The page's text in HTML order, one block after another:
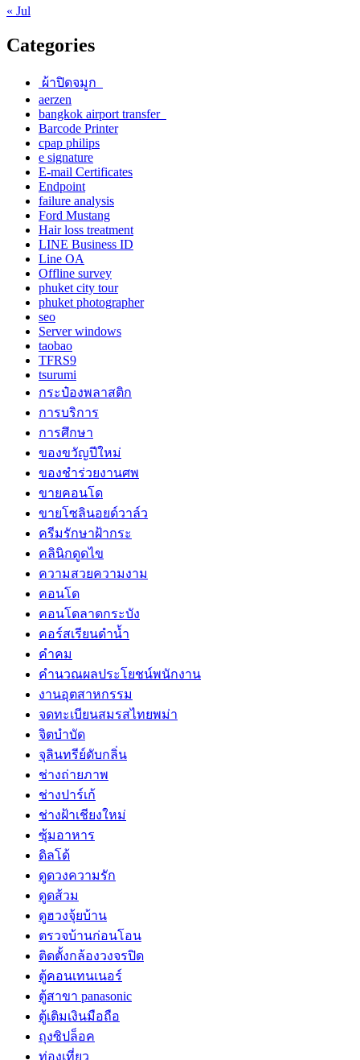
« Jul
Categories
ผ้าปิดจมูก
aerzen
bangkok airport transfer
Barcode Printer
cpap philips
e signature
E-mail Certificates
Endpoint
failure analysis
Ford Mustang
Hair loss treatment
LINE Business ID
Line OA
Offline survey
phuket city tour
phuket photographer
seo
Server windows
taobao
TFRS9
tsurumi
กระป๋องพลาสติก
การบริการ
การศึกษา
ของขวัญปีใหม่
ของชำร่วยงานศพ
ขายคอนโด
ขายโซลินอยด์วาล์ว
ครีมรักษาฝ้ากระ
คลินิกดูดไข
ความสวยความงาม
คอนโด
คอนโดลาดกระบัง
คอร์สเรียนดำน้ำ
คำคม
คำนวณผลประโยชน์พนักงาน
งานอุตสาหกรรม
จดทะเบียนสมรสไทยพม่า
จิตบำบัด
จุลินทรีย์ดับกลิ่น
ช่างถ่ายภาพ
ช่างปาร์เก้
ช่างฝ้าเชียงใหม่
ซุ้มอาหาร
ดิลโด้
ดูดวงความรัก
ดูดส้วม
ดูฮวงจุ้ยบ้าน
ตรวจบ้านก่อนโอน
ติดตั้งกล้องวงจรปิด
ตู้คอนเทนเนอร์
ตู้สาขา panasonic
ตู้เติมเงินมือถือ
ถุงซิปล็อค
ท่องเที่ยว